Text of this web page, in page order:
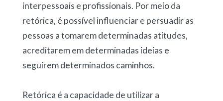
interpessoais e profissionais. Por meio da
retórica, é possível influenciar e persuadir as
pessoas a tomarem determinadas atitudes,
acreditarem em determinadas ideias e
seguirem determinados caminhos.
Retórica é a capacidade de utilizar a